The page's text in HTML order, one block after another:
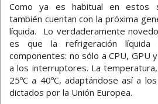
Como ya es habitual en estos
también cuentan con la próxima
líquida. Lo verdaderamente
es que la refrigeración
componentes: no sólo a CPU, GPU
a los interruptores. La
25ºC a 40ºC, adaptándose así a
dictados por la Unión Europea.